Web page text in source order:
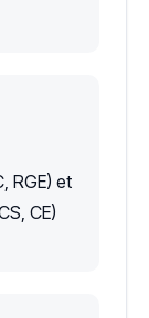
RGE) et
CE)